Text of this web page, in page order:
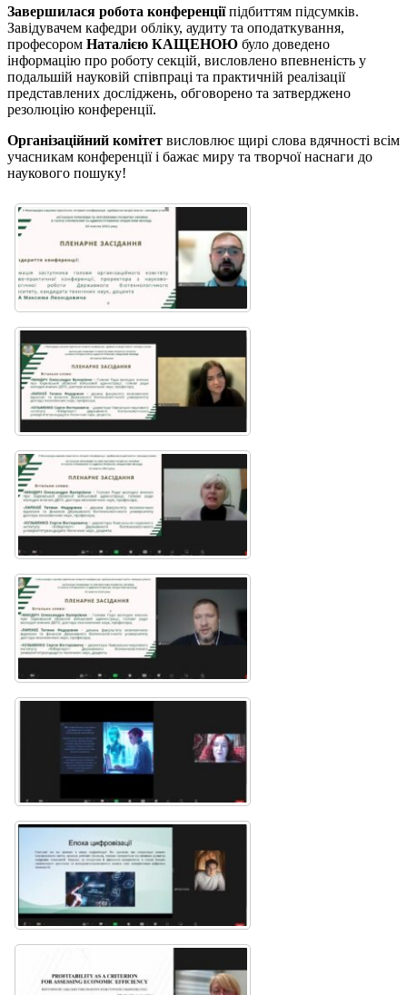
Завершилася робота конференціїпідбиттям підсумків.
Завідувачем кафедри обліку, аудиту та оподаткування,
професором Наталією КАЩЕНОЮ було доведено
інформацію про роботу секцій, висловлено впевненість у
подальшій науковій співпраці та практичній реалізації
представлених досліджень, обговорено та затверджено
резолюцію конференції.
Організаційний комітет висловлює щирі слова вдячності всім
учасникам конференції і бажає миру та творчої наснаги до
наукового пошуку!